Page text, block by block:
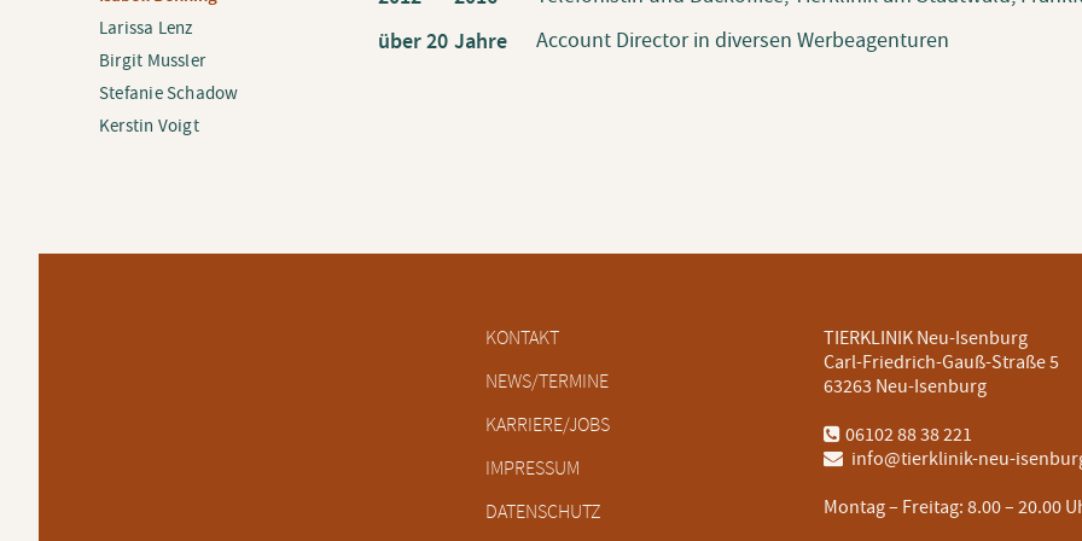
über 20 Jahre Account Director in diversen Werbeagenturen
Larissa Lenz
Birgit Mussler
Stefanie Schadow
Kerstin Voigt
Navigation
KONTAKT
NEWS/TERMINE
KARRIERE/JOBS
IMPRESSUM
DATENSCHUTZ
TIERKLINIK Neu-Isenburg
Carl-Friedrich-Gauß-Straße 5
63263 Neu-Isenburg
06102 88 38 221
info@tierklinik-neu-
Montag – Freitag: 8.00 – 20.00